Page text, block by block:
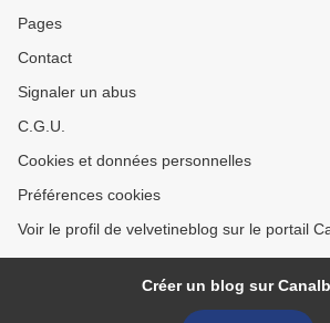
Pages
Contact
Signaler un abus
C.G.U.
Cookies et données personnelles
Préférences cookies
Voir le profil de velvetineblog sur le portail
Créer un blog sur